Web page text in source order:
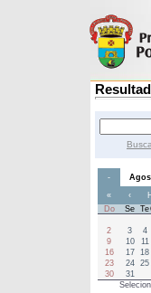
-
«
‹
Do
Se Te
2
3 4
9
10 11
16
17 18
23
24 25
30
31